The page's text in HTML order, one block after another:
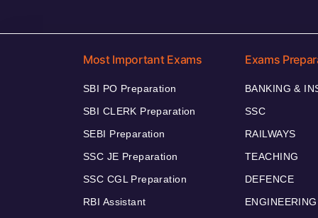
Most Important Exams
SBI PO Preparation
SBI CLERK Preparation
SEBI Preparation
SSC JE Preparation
SSC CGL Preparation
RBI Assistant
Exams
BANKING &
SSC
RAILWAYS
TEACHING
DEFENCE
ENGINEERING